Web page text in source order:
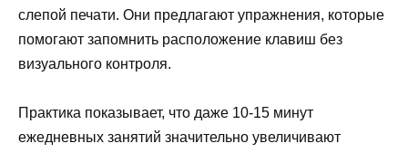
слепой печати. Они предлагают упражнения, которые
помогают запомнить расположение клавиш без
визуального контроля.
Практика показывает, что даже 10-15 минут
ежедневных занятий значительно увеличивают